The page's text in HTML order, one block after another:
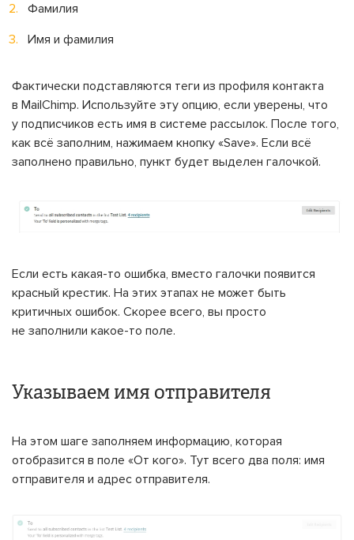
Фамилия
Имя и фамилия
Фактически подставляются теги из профиля контакта
в MailChimp. Используйте эту опцию, если уверены, что
у подписчиков есть имя в системе рассылок. После того,
как всё заполним, нажимаем кнопку «Save». Если всё
заполнено правильно, пункт будет выделен галочкой.
Если есть какая-то ошибка, вместо галочки появится
красный крестик. На этих этапах не может быть
критичных ошибок. Скорее всего, вы просто
не заполнили какое-то поле.
Указываем имя отправителя
На этом шаге заполняем информацию, которая
отобразится в поле «От кого». Тут всего два поля: имя
отправителя и адрес отправителя.